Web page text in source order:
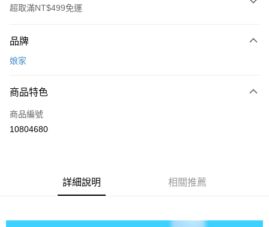
超取滿NT$499免運
信用卡一次付款
3 期 0 利率 每期
合作金庫商業銀行
上海商業儲蓄銀行
聯邦商業銀行
遠東國際商業銀行
元大商業銀行
台新國際商業銀行
中國信託商業銀行
合作金庫商業銀行
臺灣中小企業銀行
台中商業銀行
匯豐（台灣）商業銀行
華泰商業銀行
LINE Pay
Google Pay
品牌
娘家
商品特色
商品編號
10804680
詳細說明 相關推薦